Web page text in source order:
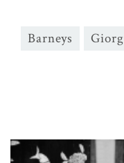
Barneys